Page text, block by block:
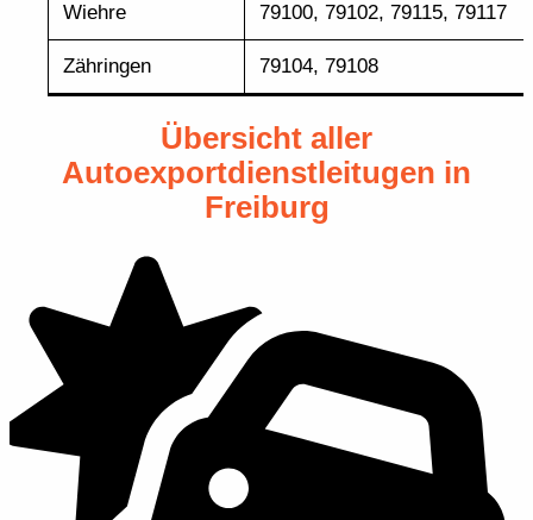
Wiehre 79100, 79102, 79115, 79117
Zähringen 79104, 79108
Übersicht aller
Autoexportdienstleitugen in
Freiburg